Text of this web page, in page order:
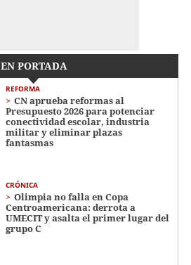
EN PORTADA
REFORMA
CN aprueba reformas al
Presupuesto 2026 para potenciar
conectividad escolar, industria
militar y eliminar plazas
fantasmas
CRÓNICA
Olimpia no falla en Copa
Centroamericana: derrota a
UMECIT y asalta el primer lugar del
grupo C